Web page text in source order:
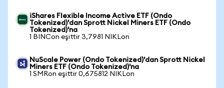
iShares Flexible Income Active ETF (Ondo
Tokenized)'dan Sprott Nickel Miners ETF (Ondo
Tokenized)'na
1 BINCon eşittir 3,7981 NIKLon
NuScale Power (Ondo Tokenized)'dan Sprott Nickel
Miners ETF (Ondo Tokenized)'na
1 SMRon eşittir 0,675812 NIKLon